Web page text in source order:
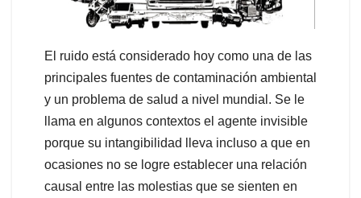
El ruido está considerado hoy como una de las
principales fuentes de contaminación ambiental
y un problema de salud a nivel mundial. Se le
llama en algunos contextos el agente invisible
porque su intangibilidad lleva incluso a que en
ocasiones no se logre establecer una relación
causal entre las molestias que se sienten en